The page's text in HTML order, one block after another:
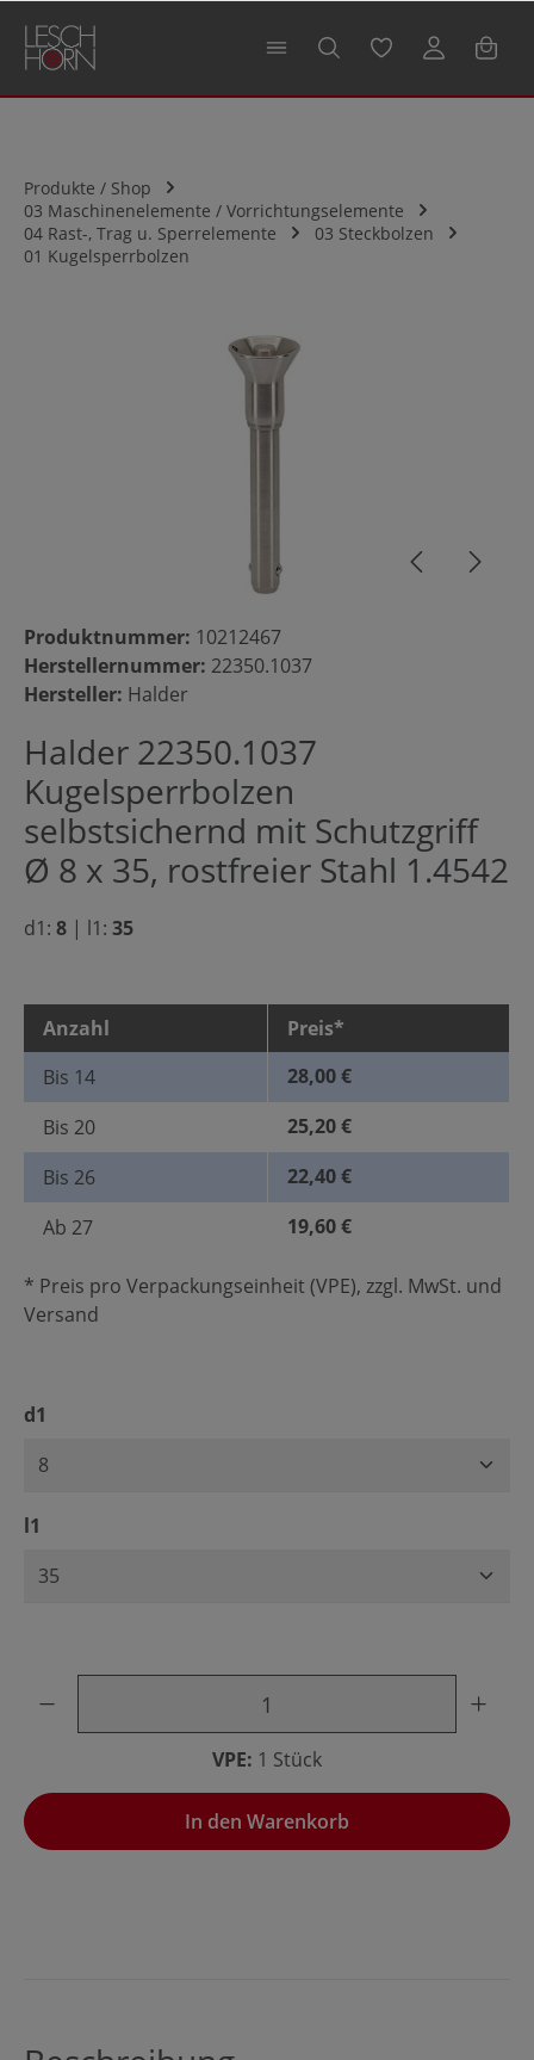
springen
Produkte / Shop
03 Maschinenelemente / Vorrichtungselemente
04 Rast-, Trag u. Sperrelemente
03 Steckbolzen
01 Kugelsperrbolzen
Bildergalerie überspringen
Produktnummer: 10212467
Herstellernummer: 22350.1037
Hersteller: Halder
Halder 22350.1037
Kugelsperrbolzen
selbstsichernd mit Schutzgriff
Ø 8 x 35, rostfreier Stahl 1.4542
d1: 8 | l1: 35
Anzahl
Preis*
Bis 14
28,00 €
Bis 20
25,20 €
Bis 26
22,40 €
Ab 27 19,60 €
* Preis pro Verpackungseinheit (VPE), zzgl. MwSt. und
Versand
d1
l1
VPE: 1 Stück
In den Warenkorb